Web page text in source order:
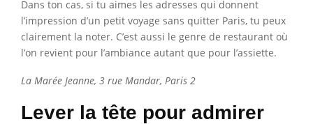
Dans ton cas, si tu aimes les adresses qui donnent
l’impression d’un petit voyage sans quitter Paris, tu peux
clairement la noter. C’est aussi le genre de restaurant où
l’on revient pour l’ambiance autant que pour l’assiette.
La Marée Jeanne, 3 rue Mandar, Paris 2
Lever la tête pour admirer